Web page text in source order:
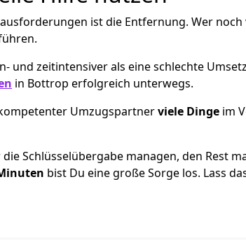
ist die Entfernung. Wer
und zeitintensiver als eine schlechte
in Bottrop erfolgreich unterwegs.
Umzugspartnerviele Dinge im
Schlüsselübergabe managen, den Rest
bist Du eine große Sorge los. Lass